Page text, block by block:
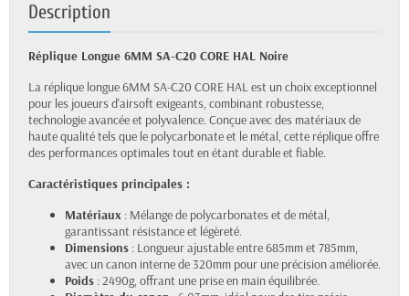
Description
Réplique Longue 6MM SA-C20 CORE HAL Noire
La réplique longue 6MM SA-C20 CORE HAL est un choix exceptionnel
pour les joueurs d'airsoft exigeants, combinant robustesse,
technologie avancée et polyvalence. Conçue avec des matériaux de
haute qualité tels que le polycarbonate et le métal, cette réplique offre
des performances optimales tout en étant durable et fiable.
Caractéristiques principales :
Matériaux : Mélange de polycarbonates et de métal,
garantissant résistance et légèreté.
Dimensions : Longueur ajustable entre 685mm et 785mm,
avec un canon interne de 320mm pour une précision améliorée.
Poids : 2490g, offrant une prise en main équilibrée.